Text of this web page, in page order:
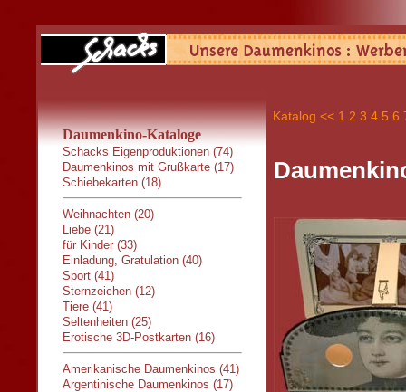
Daumenkino-Kataloge
Schacks Eigenproduktionen (74)
Daumenkinos mit Grußkarte (17)
Schiebekarten (18)
Weihnachten (20)
Liebe (21)
für Kinder (33)
Einladung, Gratulation (40)
Sport (41)
Sternzeichen (12)
Tiere (41)
Seltenheiten (25)
Erotische 3D-Postkarten (16)
Amerikanische Daumenkinos (41)
Argentinische Daumenkinos (17)
Katalog << 1 2 3 4 5 6